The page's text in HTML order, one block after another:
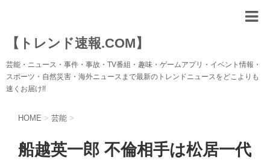
【トレンド速報.COM】
芸能・ニュース・事件・事故・TV番組・趣味・ゲームアプリ・イベント情報・
スポーツ・自然災害・海外ニュースまで最新のトレンドニュースをどこよりも
速くお届け!!
HOME > 芸能 >
船越英一郎 不倫相手は松居一代